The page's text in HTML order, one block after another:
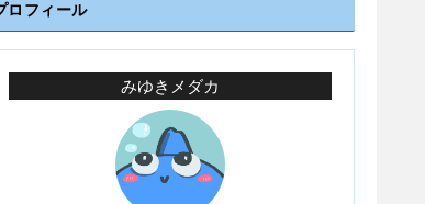
ロフィール
みゆきメダカ